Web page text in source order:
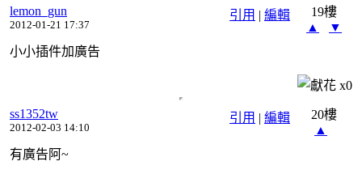
引用 | 編輯
lemon_gun
2012-01-21 17:37
19樓
▲
▼
小小插件加廣告
x0
引用 | 編輯
ss1352tw
2012-02-03 14:10
20樓
▲
有廣告阿~